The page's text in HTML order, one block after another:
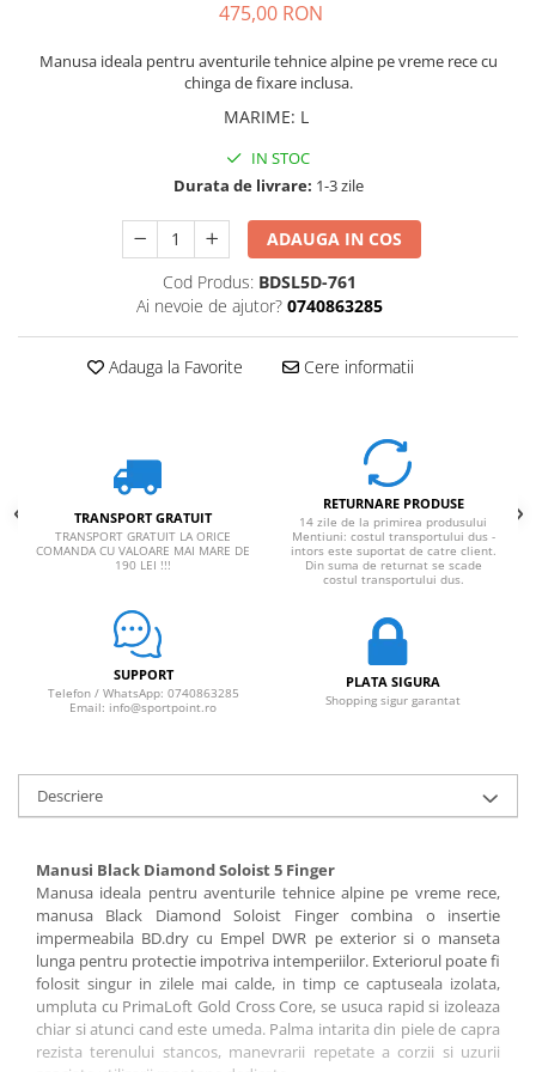
475,00 RON
Manusa ideala pentru aventurile tehnice alpine pe vreme rececu
chinga de fixare inclusa.
MARIME: L
IN STOC
Durata de livrare: 1-3 zile
ADAUGA IN COS
Cod Produs: BDSL5D-761
Ai nevoie de ajutor? 0740863285
Adauga la Favorite Cere informatii
TRANSPORT GRATUIT
TRANSPORT GRATUIT LA ORICE
COMANDA CU VALOARE MAI MARE DE
190 LEI !!!
RETURNARE PRODUSE
14 zile de la primirea produsului
Mentiuni: costul transportului dus -
intors este suportat de catre client.
Din suma de returnat se scade
costul transportului dus.
SUPPORT
Telefon / WhatsApp: 0740863285
Email: info@sportpoint.ro
PLATA SIGURA
Shopping sigur garantat
Descriere
Manusi Black Diamond Soloist 5 Finger
Manusa ideala pentru aventurile tehnice alpine pe vreme rece,
manusa Black Diamond Soloist Finger combina o insertie
impermeabila BD.dry cu Empel DWR pe exterior si o manseta
lunga pentru protectie impotriva intemperiilor. Exteriorul poate fi
folosit singur in zilele mai calde, in timp ce captuseala izolata,
umpluta cu PrimaLoft Gold Cross Core, se usuca rapid si izoleaza
chiar si atunci cand este umeda. Palma intarita din piele de capra
rezista terenului stancos, manevrarii repetate a corzii si uzurii